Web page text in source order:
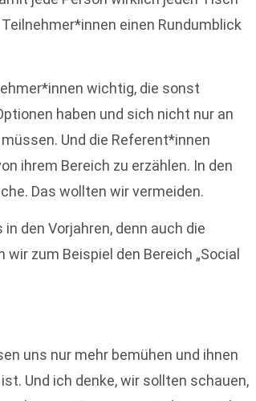
einen Rundumblick
wichtig, die sonst
haben und sich nicht nur an
Und die Referent*innen
ihrem Bereich zu erzählen. In den
Das wollten wir vermeiden.
den Vorjahren, denn auch die
zum Beispiel den Bereich „Social
uns nur mehr bemühen und ihnen
Und ich denke, wir sollten schauen,